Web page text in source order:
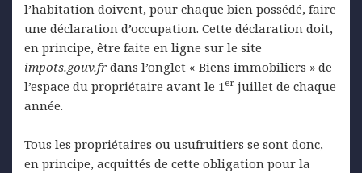
l’habitation doivent, pour chaque bien possédé, faire
une déclaration d’occupation. Cette déclaration doit,
en principe, être faite en ligne sur le site
impots.gouv.fr dans l’onglet « Biens immobiliers » de
l’espace du propriétaire avant le 1er juillet de chaque
année.
Tous les propriétaires ou usufruitiers se sont donc,
en principe, acquittés de cette obligation pour la